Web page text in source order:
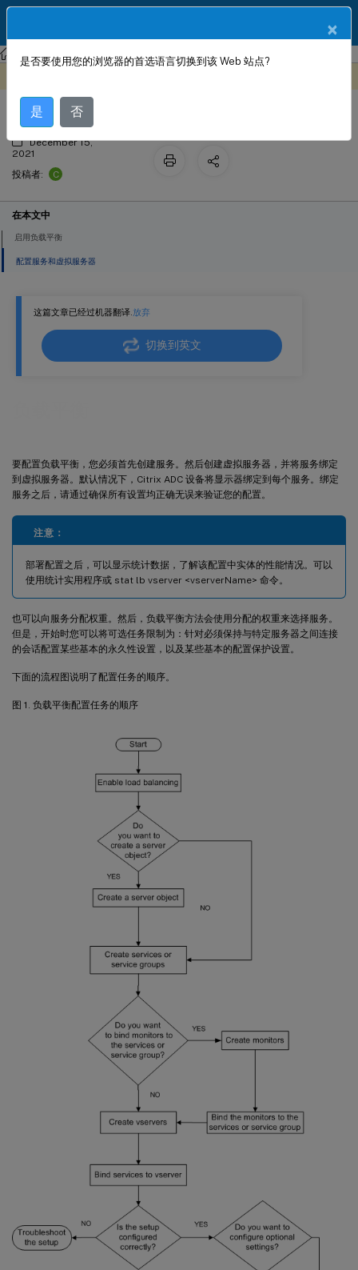
NetScaler Citrix ADC 12.1
这篇文章已经过机器翻译.放弃
切换到英文
要配置负载平衡，您必须首先创建服务。然后创建虚拟服务器，并将服务绑定
到虚拟服务器。默认情况下，Citrix ADC 设备将显示器绑定到每个服务。绑定
服务之后，请通过确保所有设置均正确无误来验证您的配置。
注意：
部署配置之后，可以显示统计数据，了解该配置中实体的性能情况。可以
使用统计实用程序或 stat lb vserver <vserverName> 命令。
也可以向服务分配权重。然后，负载平衡方法会使用分配的权重来选择服务。
但是，开始时您可以将可选任务限制为：针对必须保持与特定服务器之间连接
的会话配置某些基本的永久性设置，以及某些基本的配置保护设置。
下面的流程图说明了配置任务的顺序。
图 1. 负载平衡配置任务的顺序
负载平衡
December 15,
2021
投稿者:
C
在本文中
启用负载平衡
配置服务和虚拟服务器
×
是否要使用您的浏览器的首选语言切换到该 Web 站点?
是 否